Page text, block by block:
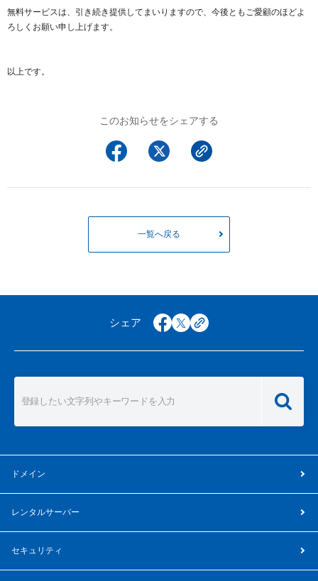
無料サービスは、引き続き提供してまいりますので、今後ともご愛顧のほどよ
ろしくお願い申し上げます。
以上です。
このお知らせをシェアする
一覧へ戻る
シェア facebook
x copy
ドメイン
レンタルサーバー
セキュリティ